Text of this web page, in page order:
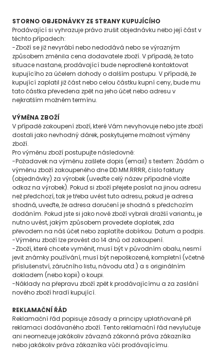
STORNO OBJEDNÁVKY ZE STRANY KUPUJÍCÍHO
Prodávající si vyhrazuje právo zrušit objednávku nebo její část v
těchto případech:
-Zboží se již nevyrábí nebo nedodává nebo se výrazným
způsobem změnila cena dodavatele zboží. V případě, že tato
situace nastane, prodávající bude neprodleně kontaktovat
kupujícího za účelem dohody o dalším postupu. V případě, že
kupující zaplatil již část nebo celou částku kupní ceny, bude mu
tato částka převedena zpět na jeho účet nebo adresu v
nejkratším možném termínu.
VÝMĚNA ZBOŽÍ
V případě zakoupení zboží, které Vám nevyhovuje nebo jste zboží
dostali jako nevhodný dárek, poskytujeme možnost výměny
zboží.
Pro výměnu zboží postupujte následovně:
-Požadavek na výměnu zašlete dopis (email) s textem: Žádám o
výměnu zboží zakoupeného dne DD.MM.RRRR, číslo faktury
(objednávky) za výrobek (uveďte celý název případně vložte
odkaz na výrobek). Pokud si zboží přejete poslat na jinou adresu
než předchozí, tak je třeba uvést tuto adresu, pokud je adresa
shodná, uveďte, že adresa doručení je shodná s předchozím
dodáním. Pokud jste si jako nové zboží vybrali dražší variantu, je
nutno uvést, jakým způsobem provedete doplatek, zda
převodem na náš účet nebo zaplatíte dobírkou. Datum a podpis.
-Výměnu zboží lze provést do 14 dnů od zakoupení.
-Zboží, které chcete vyměnit, musí být v původním obalu, nesmí
jevit známky používání, musí být nepoškozené, kompletní (včetně
příslušenství, záručního listu, návodu atd.) a s originálním
dokladem (nebo kopii) o koupi.
-Náklady na přepravu zboží zpět k prodávajícímu a za zaslání
nového zboží hradí kupující.
REKLAMAČNÍ ŘÁD
Reklamační řád popisuje zásady a principy uplatňované při
reklamaci dodávaného zboží. Tento reklamační řád nevylučuje
ani neomezuje jakákoliv závazná zákonná práva zákazníka
nebo jakákoliv práva zákazníka vůči prodávajícímu.